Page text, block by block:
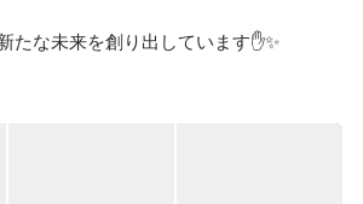
たな未来を創り出しています✋✨